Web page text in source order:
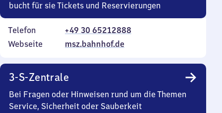
bucht für sie Tickets und Reservierungen
Telefon
+49 30 65212888
Webseite
msz.bahnhof.de
3-S-Zentrale
Bei Fragen oder Hinweisen rund um die Themen
Service, Sicherheit oder Sauberkeit